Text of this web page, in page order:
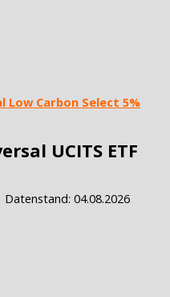
Low Carbon Select 5%
UCITS ETF
Datenstand: 04.08.2026